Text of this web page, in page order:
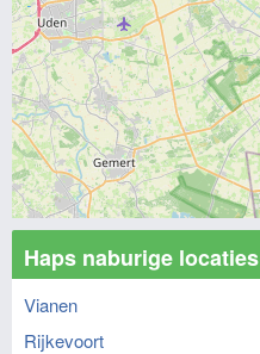
Haps naburige locaties
Vianen
Rijkevoort